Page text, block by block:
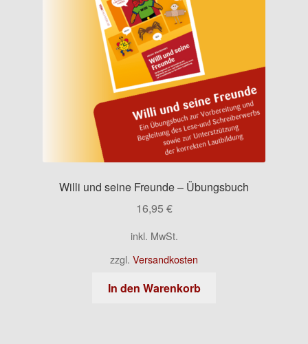
Willi und seine Freunde – Übungsbuch
16,95 €
inkl. MwSt.
zzgl. Versandkosten
In den Warenkorb